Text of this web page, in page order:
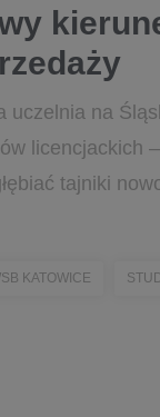
uczelnia na
licencjackich
tajniki
KATOWICE